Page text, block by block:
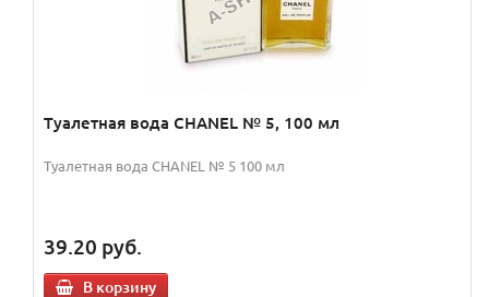
Туалетная вода CHANEL № 5, 100 мл
Туалетная вода CHANEL № 5 100 мл
39.20 руб.
В корзину